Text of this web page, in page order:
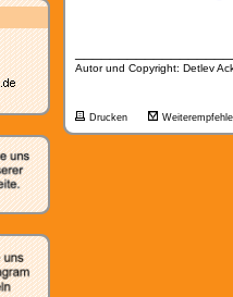
Autor und Copyright: Detlev
Drucken